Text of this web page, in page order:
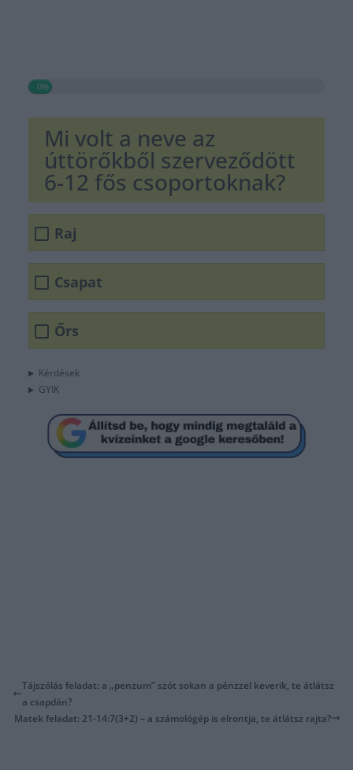
0%
Mi volt a neve az
úttörőkből szerveződött
6-12 fős csoportoknak?
Raj
Csapat
Őrs
Kérdések
GYIK
Tájszólás feladat: a „penzum” szót sokan a pénzzel keverik, te átlátsz
a csapdán?
Matek feladat: 21-14:7(3+2) – a számológép is elrontja, te átlátsz rajta?